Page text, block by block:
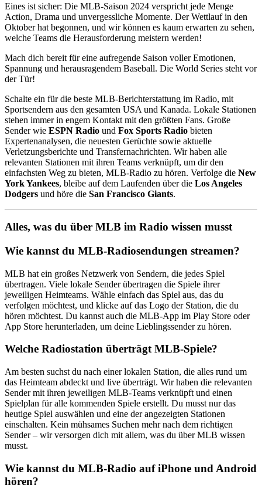
Eines ist sicher: Die MLB-Saison 2024 verspricht jede Menge
Action, Drama und unvergessliche Momente. Der Wettlauf in den
Oktober hat begonnen, und wir können es kaum erwarten zu sehen,
welche Teams die Herausforderung meistern werden!
Mach dich bereit für eine aufregende Saison voller Emotionen,
Spannung und herausragendem Baseball. Die World Series steht vor
der Tür!
Schalte ein für die beste MLB-Berichterstattung im Radio, mit
Sportsendern aus den gesamten USA und Kanada. Lokale Stationen
stehen immer in engem Kontakt mit den größten Fans. Große
Sender wie ESPN Radio und Fox Sports Radio bieten
Expertenanalysen, die neuesten Gerüchte sowie aktuelle
Verletzungsberichte und Transfernachrichten. Wir haben alle
relevanten Stationen mit ihren Teams verknüpft, um dir den
einfachsten Weg zu bieten, MLB-Radio zu hören. Verfolge die New
York Yankees, bleibe auf dem Laufenden über die Los Angeles
Dodgers und höre die San Francisco Giants.
Alles, was du über MLB im Radio wissen musst
Wie kannst du MLB-Radiosendungen streamen?
MLB hat ein großes Netzwerk von Sendern, die jedes Spiel
übertragen. Viele lokale Sender übertragen die Spiele ihrer
jeweiligen Heimteams. Wähle einfach das Spiel aus, das du
verfolgen möchtest, und klicke auf das Logo der Station, die du
hören möchtest. Du kannst auch die MLB-App im Play Store oder
App Store herunterladen, um deine Lieblingssender zu hören.
Welche Radiostation überträgt MLB-Spiele?
Am besten suchst du nach einer lokalen Station, die alles rund um
das Heimteam abdeckt und live überträgt. Wir haben die relevanten
Sender mit ihren jeweiligen MLB-Teams verknüpft und einen
Spielplan für alle kommenden Spiele erstellt. Du musst nur das
heutige Spiel auswählen und eine der angezeigten Stationen
einschalten. Kein mühsames Suchen mehr nach dem richtigen
Sender – wir versorgen dich mit allem, was du über MLB wissen
musst.
Wie kannst du MLB-Radio auf iPhone und Android
hören?